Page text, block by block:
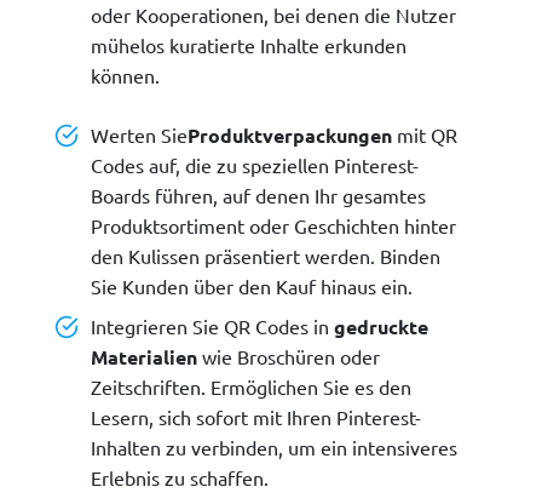
oder Kooperationen, bei denen die Nutzer
mühelos kuratierte Inhalte erkunden
können.
Werten SieProduktverpackungen mit QR
Codes auf, die zu speziellen Pinterest-
Boards führen, auf denen Ihr gesamtes
Produktsortiment oder Geschichten hinter
den Kulissen präsentiert werden. Binden
Sie Kunden über den Kauf hinaus ein.
Integrieren Sie QR Codes in gedruckte
Materialien wie Broschüren oder
Zeitschriften. Ermöglichen Sie es den
Lesern, sich sofort mit Ihren Pinterest-
Inhalten zu verbinden, um ein intensiveres
Erlebnis zu schaffen.